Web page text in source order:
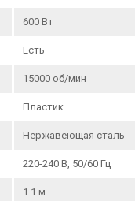
600 Вт
Есть
15000 об/мин
Пластик
Нержавеющая сталь
220-240 В, 50/60 Гц
1.1 м